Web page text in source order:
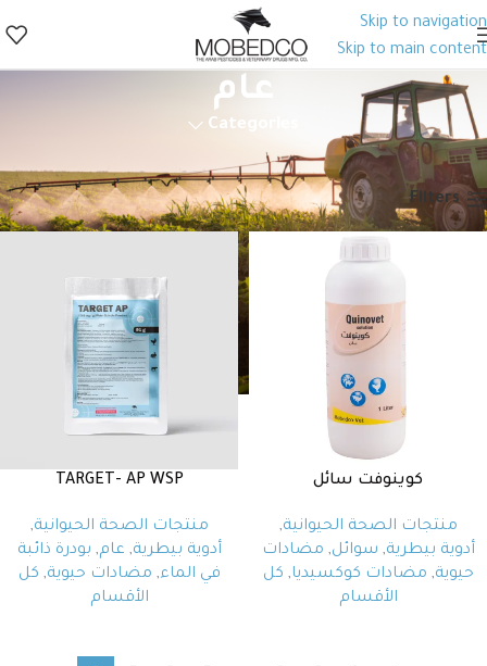
Skip to navigation
Skip to main content
عام
Categories
الرئيسية منتجات الصحة الحيوانية
الصفحة 8
Filters
كوينوفت سائل
منتجات الصحة الحيوانية,
أدوية بيطرية, سوائل, مضادات
حيوية, مضادات كوكسيديا, كل
الأقسام
TARGET- AP WSP
منتجات الصحة الحيوانية,
أدوية بيطرية, عام, بودرة ذائبة
في الماء, مضادات حيوية, كل
الأقسام